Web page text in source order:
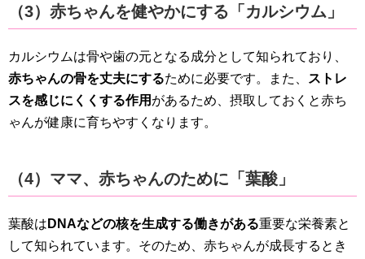
（3）赤ちゃんを健やかにする「カルシウム」
カルシウムは骨や歯の元となる成分として知られており、
赤ちゃんの骨を丈夫にするために必要です。また、
ストレ
スを感じにくくする作用 があるため、摂取しておくと赤ち
ゃんが健康に育ちやすくなります。
（4）ママ、赤ちゃんのために「葉酸」
葉酸は DNAなどの核を生成する働きがある重要な栄養素と
して知られています。そのため、赤ちゃんが成長するとき